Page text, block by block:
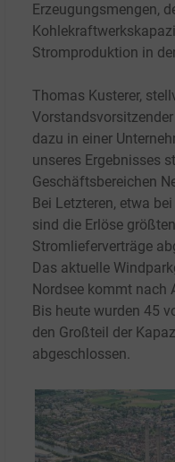
Erzeugungsmengen,
Stromproduktion in
Thomas Kusterer,
dazu in einer
unseres Ergebnisses
Geschäftsbereichen
Bei Letzteren, etwa
sind die Erlöse
Stromlieferverträge
Das aktuelle
Nordsee kommt nach
Bis heute wurden 45
den Großteil der
abgeschlossen.